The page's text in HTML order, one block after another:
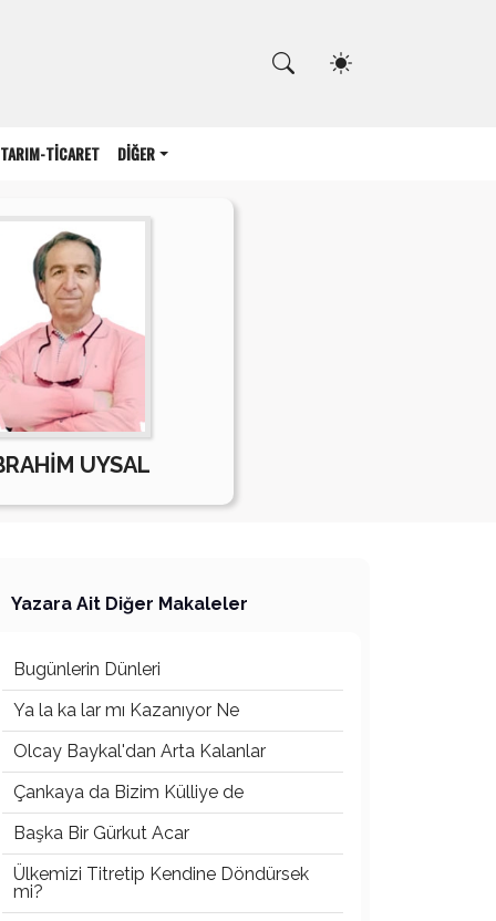
TARIM-TİCARET DİĞER
UYSAL
Yazara Ait Diğer Makaleler
Bugünlerin Dünleri
Ya la ka lar mı Kazanıyor Ne
Olcay Baykal'dan Arta Kalanlar
Çankaya da Bizim Külliye de
Başka Bir Gürkut Acar
Ülkemizi Titretip Kendine Döndürsek
mi?